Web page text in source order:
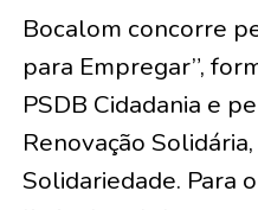
Bocalom concorre
para Empregar”,
PSDB Cidadania e
Renovação
Solidariedade. Para